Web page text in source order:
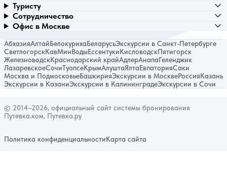
Туристу
Сотрудничество
Офис в Москве
АбхазияАлтайБелокурихаБеларусьЭкскурсии в Санкт-Петербурге
СветлогорскКавМинВодыЕссентукиКисловодскПятигорск
ЖелезноводскКраснодарский крайАдлерАнапаГеленджик
ЛазаревскоеСочиТуапсеКрымАлуштаЯлтаЕвпаторияСаки
Москва и ПодмосковьеБашкирияЭкскурсии в МосквеРоссияКазань
Экскурсии в КазаниЭкскурсии в КалининградеЭкскурсии в Сочи
© 2014–2026, официальный сайт системы бронирования
Путевка.ком, Путевка.ру
Политика конфиденциальностиКарта сайта